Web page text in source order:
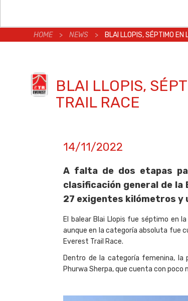
HOME > NEWS > BLAI LLOPIS, SÉPTIMO
BLAI LLOPIS,
TRAIL RACE
14/11/2022
A falta de dos etapas
clasificación general de la
27 exigentes kilómetros y
El balear Blai Llopis fue séptimo en
aunque en la categoría absoluta fue
Everest Trail Race.
Dentro de la categoría femenina, la
Phurwa Sherpa, que cuenta con